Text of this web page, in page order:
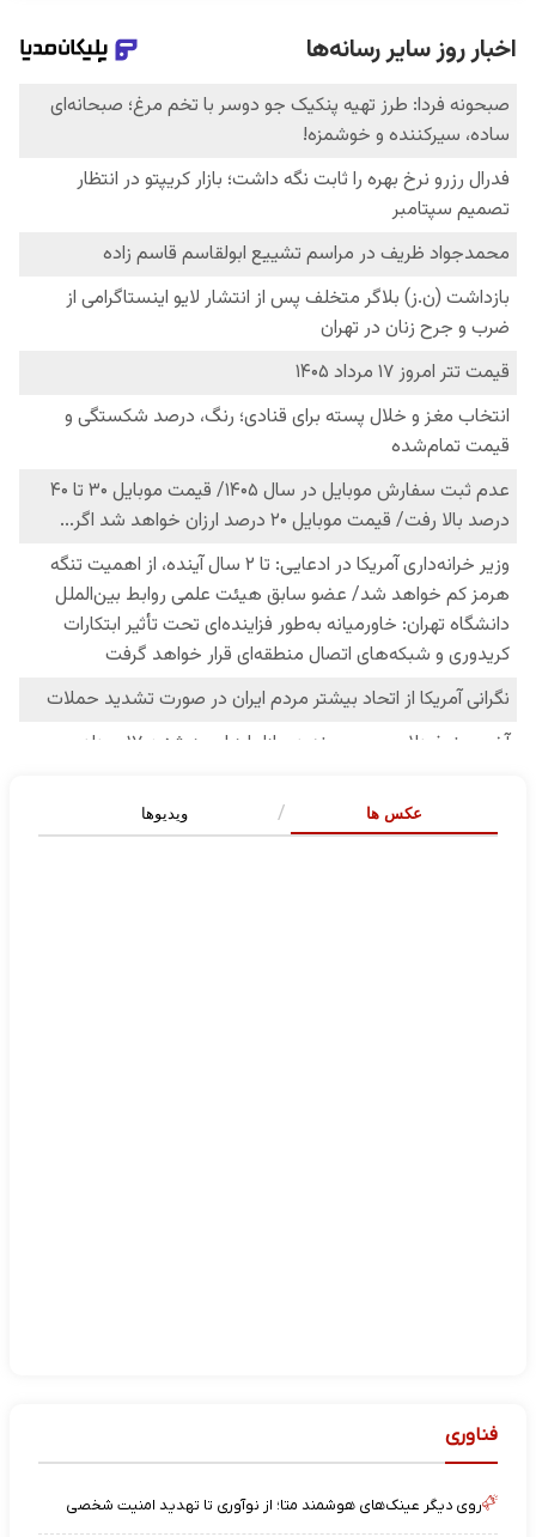
عکس ها ویدیوها
فناوری
روی دیگر عینک‌های هوشمند متا؛ از نوآوری تا تهدید امنیت شخصی